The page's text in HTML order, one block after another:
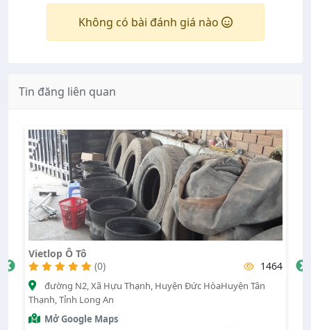
Không có bài đánh giá nào
Tin đăng liên quan
Vietlop Ô Tô
(0)
1464
đường N2, Xã Hựu Thạnh, Huyện Đức HòaHuyện Tân
Thạnh, Tỉnh Long An
Mở Google Maps